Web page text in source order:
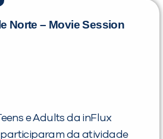
Norte – Movie Session
e Adults da inFlux
participaram da atividade